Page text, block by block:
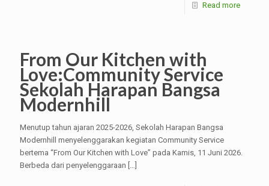
Read more
From Our Kitchen with
Love:Community Service
Sekolah Harapan Bangsa
Modernhill
Menutup tahun ajaran 2025-2026, Sekolah Harapan Bangsa
Modernhill menyelenggarakan kegiatan Community Service
bertema “From Our Kitchen with Love” pada Kamis, 11 Juni 2026.
Berbeda dari penyelenggaraan […]